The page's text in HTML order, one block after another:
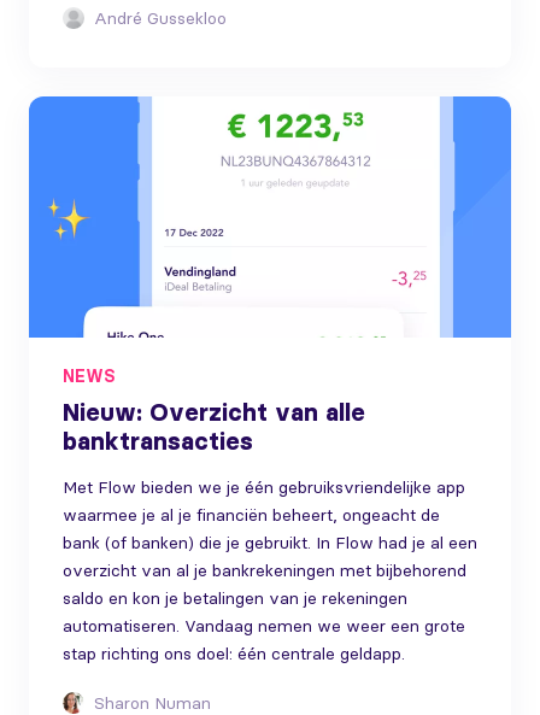
André Gussekloo
NEWS
Nieuw: Overzicht van alle
banktransacties
Met Flow bieden we je één gebruiksvriendelijke app
waarmee je al je financiën beheert, ongeacht de
bank (of banken) die je gebruikt. In Flow had je al een
overzicht van al je bankrekeningen met bijbehorend
saldo en kon je betalingen van je rekeningen
automatiseren. Vandaag nemen we weer een grote
stap richting ons doel: één centrale geldapp.
Sharon Numan